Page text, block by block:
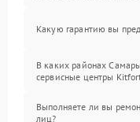
Какую гарантию вы
В каких районах
сервисные центры
Выполняете ли вы
лиц?